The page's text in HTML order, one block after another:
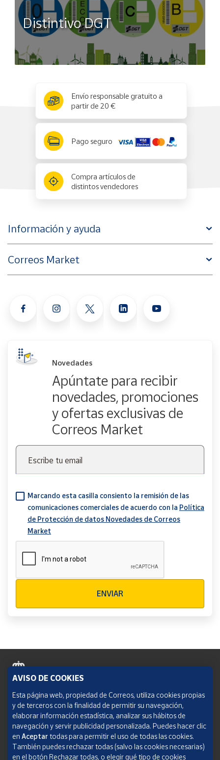
Distintivo DGT
Envío responsable gratuito a
partir de 20 €
Pago seguro
Compra artículos de
distintos vendedores
Información y ayuda
Correos Market
Novedades
Apúntate para recibir
novedades, promociones
y ofertas exclusivas de
Correos Market
Escribe tu email
Marcando esta casilla consiento la remisión de las
comunicaciones comerciales de acuerdo con la Política
de Protección de datos Novedades de Correos
Market
ENVIAR
Política de cookies
Aviso legal
Condiciones del servicio
Política de Privacidad Web
AVISO DE COOKIES
Esta página web, propiedad de Correos, utiliza cookies propias
y de terceros con la finalidad de permitir su navegación,
elaborar información estadística, analizar sus hábitos de
navegación y servir publicidad personalizada. Puedes hacer clic
en Aceptar todas para permitir el uso de todas las cookies.
También puedes rechazar todas (salvo las cookies necesarias)
en el botón Rechazar todas, o elegir qué tipo de cookies